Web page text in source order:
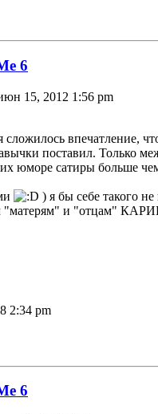
6
15, 2012 1:56 pm
впечатление,
поставил. Только
юморе сатиры больше
) я бы себе такого
и "отцам"
2:34 pm
6